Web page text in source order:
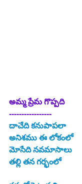
అమ్మ ప్రేమ గొప్పది
-----------------
దాచేది కనుపాపలా
అనిశము ఈ లోకంలో
మోసేది నవమాసాలు
తల్లి తన గర్భంలో